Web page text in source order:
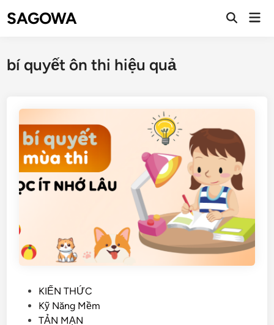
SAGOWA
bí quyết ôn thi hiệu quả
KIẾN THỨC
Kỹ Năng Mềm
TẢN MẠN